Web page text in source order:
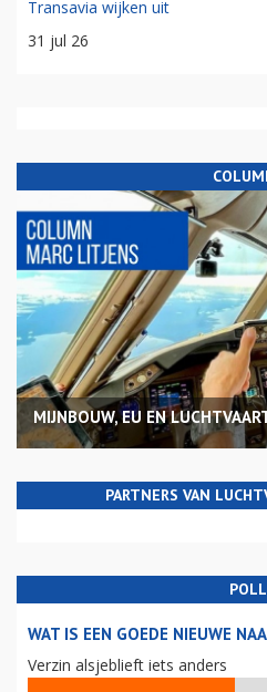
Transavia wijken uit
31 jul 26
MIJNBOUW, EU EN
PARTNERS VAN
POLL
WAT IS EEN GOEDE NIEUWE
Verzin alsjeblieft iets anders